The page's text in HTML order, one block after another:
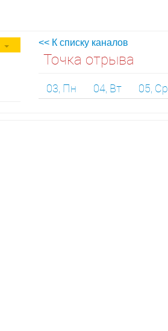
<< К списку каналов
Точка отрыва
03, Пн 04, Вт 05, Ср